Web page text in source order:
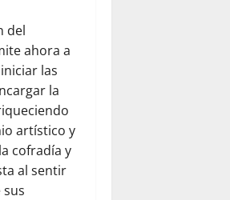
del
ahora a
las
la
artístico y
cofradía y
al sentir